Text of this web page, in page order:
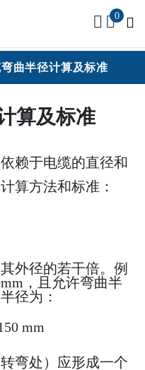
0
曲半径计算及标准
算及标准
赖于电缆的直径和
算方法和标准：
外径的若干倍。例
，且允许弯曲半
径为：
mm
弯处）应形成一个